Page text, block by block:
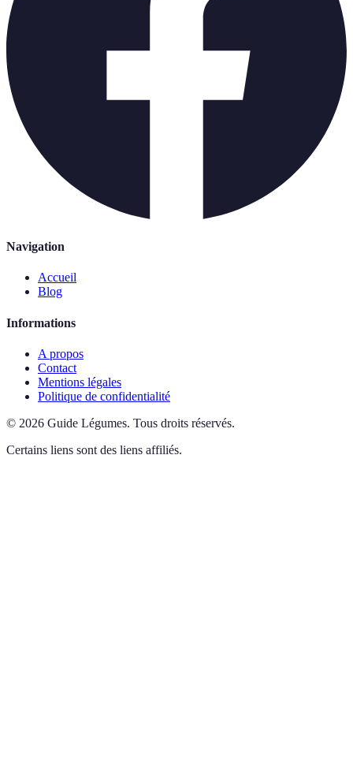
Navigation
Accueil
Blog
Informations
A propos
Contact
Mentions légales
Politique de confidentialité
© 2026 Guide Légumes. Tous droits réservés.
Certains liens sont des liens affiliés.